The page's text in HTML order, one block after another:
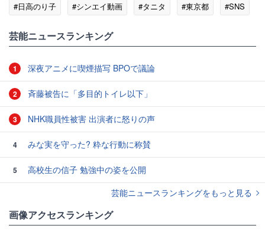
#日高のり子
#シンエイ動画 #タニタ #東京都
#SNS
芸能ニュースランキング
1 深夜アニメに喫煙描写 BPOで議論
2 斉藤被告に「多目的トイレ以下」
3 NHK職員性被害 出演者に怒りの声
4 みな実を守った? 粋な行動に称賛
5
高校生の信子 勉強中の姿を公開
芸能ニュースランキングをもっと見る
画像アクセスランキング